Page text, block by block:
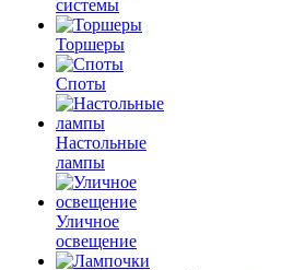
системы
Торшеры
Споты
Настольные
лампы
Уличное
освещение